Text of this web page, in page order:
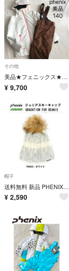
その他
美品★フェニックス★スキーウェア★上下セット★140
¥ 9,700
帽子
送料無料 新品 PHENIX フェニックス ジュニア ニット帽 ホワイト
¥ 2,590